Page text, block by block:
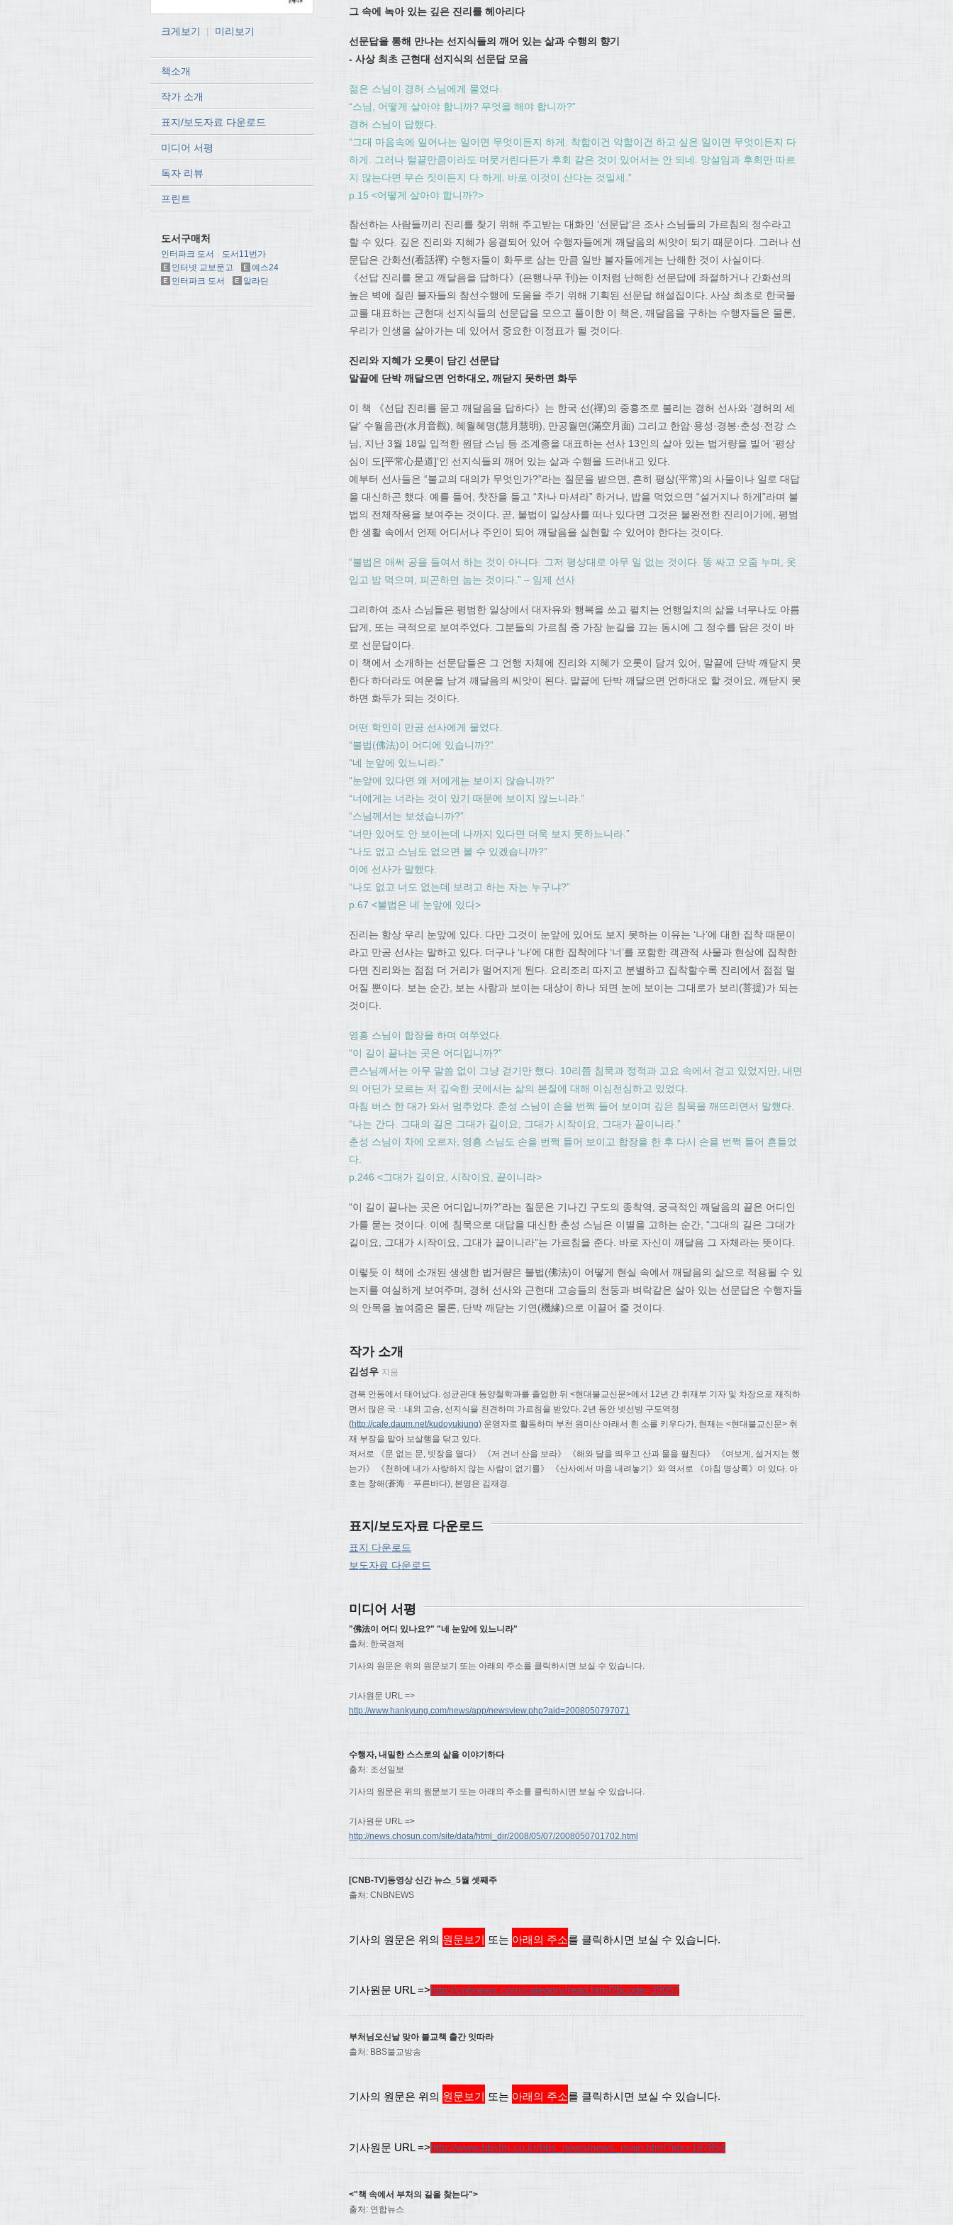
크게보기 | 미리보기
책소개
작가 소개
표지/보도자료 다운로드
미디어 서평
독자 리뷰
프린트
도서구매처
인터파크 도서
도서11번가
인터넷 교보문고
예스24
인터파크 도서
알라딘
그 속에 녹아 있는 깊은 진리를 헤아리다
선문답을 통해 만나는 선지식들의 깨어 있는 삶과 수행의 향기
- 사상 최초 근현대 선지식의 선문답 모음
젊은 스님이 경허 스님에게 물었다.
“스님, 어떻게 살아야 합니까? 무엇을 해야 합니까?”
경허 스님이 답했다.
“그대 마음속에 일어나는 일이면 무엇이든지 하게. 착함이건 악함이건 하고 싶은 일이면 무엇이든지 다
하게. 그러나 털끝만큼이라도 머뭇거린다든가 후회 같은 것이 있어서는 안 되네. 망설임과 후회만 따르
지 않는다면 무슨 짓이든지 다 하게. 바로 이것이 산다는 것일세.”
p.15 <어떻게 살아야 합니까?>
참선하는 사람들끼리 진리를 찾기 위해 주고받는 대화인 ‘선문답’은 조사 스님들의 가르침의 정수라고
할 수 있다. 깊은 진리와 지혜가 응결되어 있어 수행자들에게 깨달음의 씨앗이 되기 때문이다. 그러나 선
문답은 간화선(看話禪) 수행자들이 화두로 삼는 만큼 일반 불자들에게는 난해한 것이 사실이다.
《선답 진리를 묻고 깨달음을 답하다》(은행나무 刊)는 이처럼 난해한 선문답에 좌절하거나 간화선의
높은 벽에 질린 불자들의 참선수행에 도움을 주기 위해 기획된 선문답 해설집이다. 사상 최초로 한국불
교를 대표하는 근현대 선지식들의 선문답을 모으고 풀이한 이 책은, 깨달음을 구하는 수행자들은 물론,
우리가 인생을 살아가는 데 있어서 중요한 이정표가 될 것이다.
진리와 지혜가 오롯이 담긴 선문답
말끝에 단박 깨달으면 언하대오, 깨닫지 못하면 화두
이 책 《선답 진리를 묻고 깨달음을 답하다》는 한국 선(禪)의 중흥조로 불리는 경허 선사와 ‘경허의 세
달’ 수월음관(水月音觀), 혜월혜명(慧月慧明), 만공월면(滿空月面) 그리고 한암·용성·경봉·춘성·전강 스
님, 지난 3월 18일 입적한 원담 스님 등 조계종을 대표하는 선사 13인의 살아 있는 법거량을 빌어 ‘평상
심이 도[平常心是道]’인 선지식들의 깨어 있는 삶과 수행을 드러내고 있다.
예부터 선사들은 “불교의 대의가 무엇인가?”라는 질문을 받으면, 흔히 평상(平常)의 사물이나 일로 대답
을 대신하곤 했다. 예를 들어, 찻잔을 들고 “차나 마셔라” 하거나, 밥을 먹었으면 “설거지나 하게”라며 불
법의 전체작용을 보여주는 것이다. 곧, 불법이 일상사를 떠나 있다면 그것은 불완전한 진리이기에, 평범
한 생활 속에서 언제 어디서나 주인이 되어 깨달음을 실현할 수 있어야 한다는 것이다.
“불법은 애써 공을 들여서 하는 것이 아니다. 그저 평상대로 아무 일 없는 것이다. 똥 싸고 오줌 누며, 옷
입고 밥 먹으며, 피곤하면 눕는 것이다.” – 임제 선사
그리하여 조사 스님들은 평범한 일상에서 대자유와 행복을 쓰고 펼치는 언행일치의 삶을 너무나도 아름
답게, 또는 극적으로 보여주었다. 그분들의 가르침 중 가장 눈길을 끄는 동시에 그 정수를 담은 것이 바
로 선문답이다.
이 책에서 소개하는 선문답들은 그 언행 자체에 진리와 지혜가 오롯이 담겨 있어, 말끝에 단박 깨닫지 못
한다 하더라도 여운을 남겨 깨달음의 씨앗이 된다. 말끝에 단박 깨달으면 언하대오 할 것이요, 깨닫지 못
하면 화두가 되는 것이다.
어떤 학인이 만공 선사에게 물었다.
“불법(佛法)이 어디에 있습니까?”
“네 눈앞에 있느니라.”
“눈앞에 있다면 왜 저에게는 보이지 않습니까?”
“너에게는 너라는 것이 있기 때문에 보이지 않느니라.”
“스님께서는 보셨습니까?”
“너만 있어도 안 보이는데 나까지 있다면 더욱 보지 못하느니라.”
“나도 없고 스님도 없으면 볼 수 있겠습니까?”
이에 선사가 말했다.
“나도 없고 너도 없는데 보려고 하는 자는 누구냐?”
p.67 <불법은 네 눈앞에 있다>
진리는 항상 우리 눈앞에 있다. 다만 그것이 눈앞에 있어도 보지 못하는 이유는 ‘나’에 대한 집착 때문이
라고 만공 선사는 말하고 있다. 더구나 ‘나’에 대한 집착에다 ‘너’를 포함한 객관적 사물과 현상에 집착한
다면 진리와는 점점 더 거리가 멀어지게 된다. 요리조리 따지고 분별하고 집착할수록 진리에서 점점 멀
어질 뿐이다. 보는 순간, 보는 사람과 보이는 대상이 하나 되면 눈에 보이는 그대로가 보리(菩提)가 되는
것이다.
영흥 스님이 합장을 하며 여쭈었다.
“이 길이 끝나는 곳은 어디입니까?”
큰스님께서는 아무 말씀 없이 그냥 걷기만 했다. 10리쯤 침묵과 정적과 고요 속에서 걷고 있었지만, 내면
의 어딘가 모르는 저 깊숙한 곳에서는 삶의 본질에 대해 이심전심하고 있었다.
마침 버스 한 대가 와서 멈추었다. 춘성 스님이 손을 번쩍 들어 보이며 깊은 침묵을 깨뜨리면서 말했다.
“나는 간다. 그대의 길은 그대가 길이요, 그대가 시작이요, 그대가 끝이니라.”
춘성 스님이 차에 오르자, 영흥 스님도 손을 번쩍 들어 보이고 합장을 한 후 다시 손을 번쩍 들어 흔들었
다.
p.246 <그대가 길이요, 시작이요, 끝이니라>
“이 길이 끝나는 곳은 어디입니까?”라는 질문은 기나긴 구도의 종착역, 궁극적인 깨달음의 끝은 어디인
가를 묻는 것이다. 이에 침묵으로 대답을 대신한 춘성 스님은 이별을 고하는 순간, “그대의 길은 그대가
길이요, 그대가 시작이요, 그대가 끝이니라”는 가르침을 준다. 바로 자신이 깨달음 그 자체라는 뜻이다.
이렇듯 이 책에 소개된 생생한 법거량은 불법(佛法)이 어떻게 현실 속에서 깨달음의 삶으로 적용될 수 있
는지를 여실하게 보여주며, 경허 선사와 근현대 고승들의 천둥과 벼락같은 살아 있는 선문답은 수행자들
의 안목을 높여줌은 물론, 단박 깨닫는 기연(機緣)으로 이끌어 줄 것이다.
작가 소개
김성우 지음
경북 안동에서 태어났다. 성균관대 동양철학과를 졸업한 뒤 <현대불교신문>에서 12년 간 취재부 기자 및 차장으로 재직하
면서 많은 국ㆍ내외 고승, 선지식을 친견하며 가르침을 받았다. 2년 동안 넷선방 구도역정
(http://cafe.daum.net/kudoyukjung) 운영자로 활동하며 부천 원미산 아래서 흰 소를 키우다가, 현재는 <현대불교신문> 취
재 부장을 맡아 보살행을 닦고 있다.
저서로 《문 없는 문, 빗장을 열다》 《저 건너 산을 보라》 《해와 달을 띄우고 산과 물을 펼친다》 《여보게, 설거지는 했
는가》 《천하에 내가 사랑하지 않는 사람이 없기를》 《산사에서 마음 내려놓기》와 역서로 《아침 명상록》이 있다. 아
호는 창해(蒼海ㆍ푸른바다), 본명은 김재경.
표지/보도자료 다운로드
표지 다운로드
보도자료 다운로드
미디어 서평
"佛法이 어디 있나요?" "네 눈앞에 있느니라"
출처: 한국경제
기사의 원문은 위의 원문보기 또는 아래의 주소를 클릭하시면 보실 수 있습니다.
기사원문 URL =>
http://www.hankyung.com/news/app/newsview.php?aid=2008050797071
수행자, 내밀한 스스로의 삶을 이야기하다
출처: 조선일보
기사의 원문은 위의 원문보기 또는 아래의 주소를 클릭하시면 보실 수 있습니다.
기사원문 URL =>
http://news.chosun.com/site/data/html_dir/2008/05/07/2008050701702.html
[CNB-TV]동영상 신간 뉴스_5월 셋째주
출처: CNBNEWS
기사의 원문은 위의 원문보기 또는 아래의 주소를 클릭하시면 보실 수 있습니다.
기사원문 URL =>http://cnbnews.com/category/read.html?bcode=39057
부처님오신날 맞아 불교책 출간 잇따라
출처: BBS불교방송
기사의 원문은 위의 원문보기 또는 아래의 주소를 클릭하시면 보실 수 있습니다.
기사원문 URL =>http://www.bbsfm.co.kr/bbs_news/news_main.html?idx=187854
<"책 속에서 부처의 길을 찾는다">
출처: 연합뉴스